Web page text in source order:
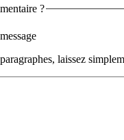
?
laissez